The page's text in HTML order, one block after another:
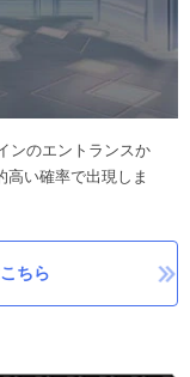
ンのエントランスか
高い確率で出現しま
ちら